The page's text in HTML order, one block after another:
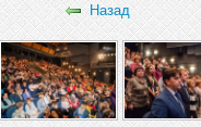
Назад